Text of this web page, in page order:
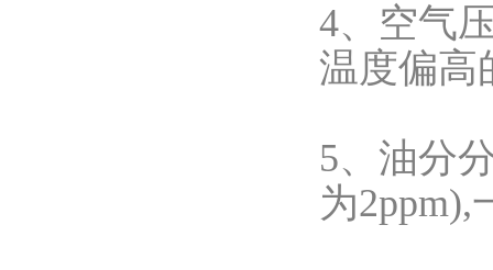
4、空气
温度偏高
5、油分
为2ppm),